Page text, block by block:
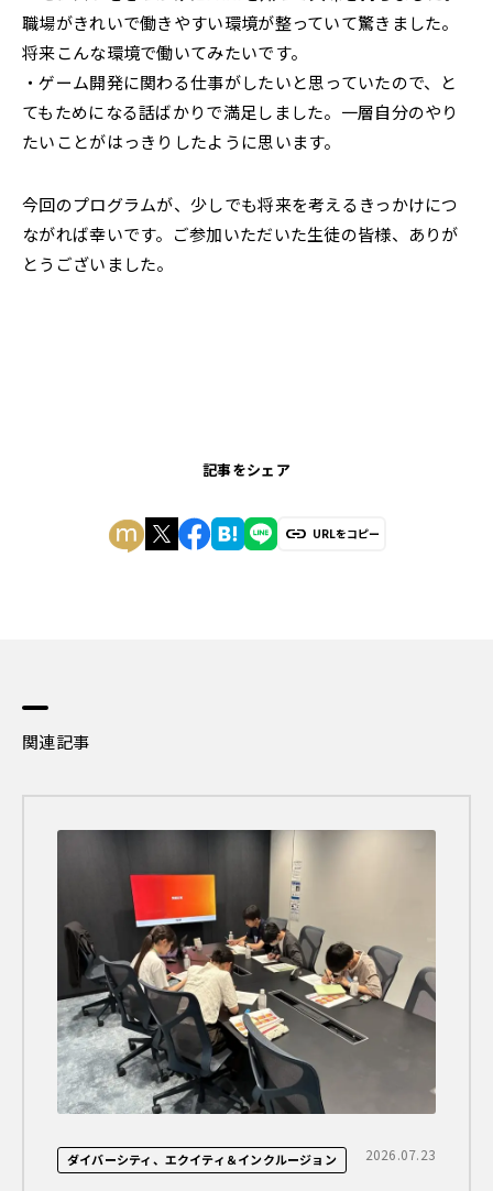
職場がきれいで働きやすい環境が整っていて驚きました。
将来こんな環境で働いてみたいです。
・ゲーム開発に関わる仕事がしたいと思っていたので、と
てもためになる話ばかりで満足しました。一層自分のやり
たいことがはっきりしたように思います。
今回のプログラムが、少しでも将来を考えるきっかけにつ
ながれば幸いです。ご参加いただいた生徒の皆様、ありが
とうございました。
記事をシェア
URLをコピー
関連記事
ダイバーシティ、エクイティ＆インクルージョン 2026.07.23